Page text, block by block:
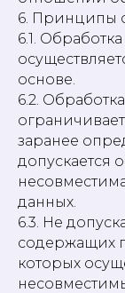
6. Принципы
6.1.
основе.
6.2.
заранее
допускается
данных.
6.3. Не
содержащих
которых